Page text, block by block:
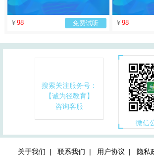
￥ 98 免费试听 ￥ 98
搜索关注服务号：
【诚为径教育】
咨询客服
微信
关于我们 | 联系我们 | 用户协议 | 隐私